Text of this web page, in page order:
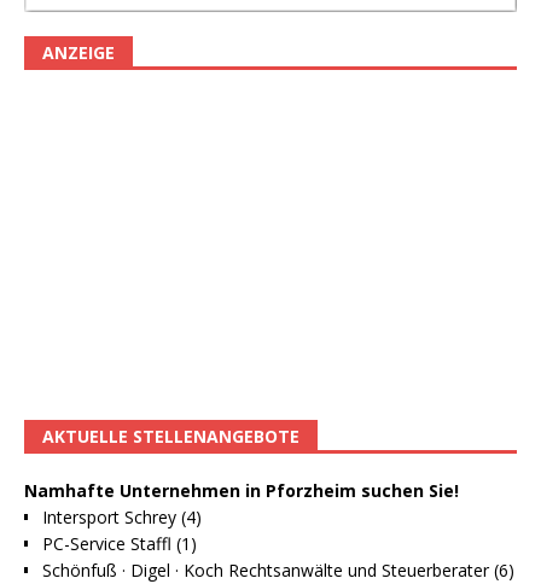
ANZEIGE
AKTUELLE STELLENANGEBOTE
Namhafte Unternehmen in Pforzheim suchen Sie!
Intersport Schrey (4)
PC-Service Staffl (1)
Schönfuß · Digel · Koch Rechtsanwälte und Steuerberater (6)